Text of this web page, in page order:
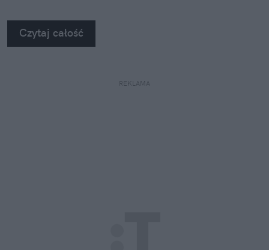
Czytaj całość
REKLAMA